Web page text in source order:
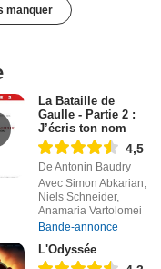
manquer
La Bataille de
Gaulle - Partie 2 :
J’écris ton nom
4,5
De Antonin Baudry
Avec Simon Abkarian,
Niels Schneider,
Anamaria Vartolomei
Bande-annonce
L'Odyssée